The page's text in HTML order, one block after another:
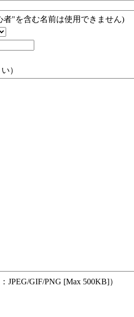
"を含む名前は使用できません)
）
JPEG/GIF/PNG [Max 500KB]）